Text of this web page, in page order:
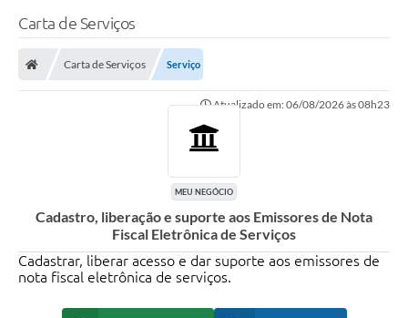
Editais
Governança
Carta de Serviços
Carta de Serviços Serviço
Atualizado em: 06/08/2026 às 08h23
MEU NEGÓCIO
Cadastro, liberação e suporte aos Emissores de Nota
Fiscal Eletrônica de Serviços
Cadastrar, liberar acesso e dar suporte aos emissores de
nota fiscal eletrônica de serviços.